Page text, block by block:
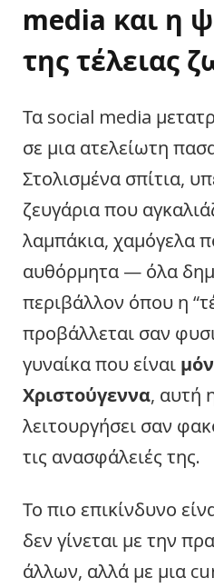
media και η
της τέλειας
Τα social media
σε μια ατελείωτη
Στολισμένα σπίτια,
ζευγάρια που
λαμπάκια, χαμόγελα
αυθόρμητα — όλα
περιβάλλον όπου η
προβάλλεται σαν
γυναίκα που είναι
Χριστούγεννα, αυτή
λειτουργήσει σαν
τις ανασφάλειές της.
Το πιο επικίνδυνο
δεν γίνεται με την
άλλων, αλλά με μια